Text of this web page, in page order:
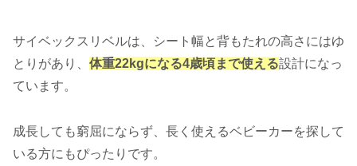
サイベックスリベルは、シート幅と背もたれの高さにはゆ
とりがあり、 体重22kgになる4歳頃まで使える設計になっ
ています。
成長しても窮屈にならず、長く使えるベビーカーを探して
いる方にもぴったりです。